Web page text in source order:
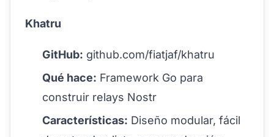
Khatru
GitHub: github.com/fiatjaf/khatru
Qué hace: Framework Go para
construir relays Nostr
Características: Diseño modular, fácil